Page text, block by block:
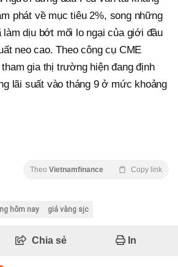
phát về mục tiêu 2%, song những
dịu bớt mối lo ngại của giới đầu
neo cao. Theo công cụ CME
gia thị trường hiện đang định
lãi suất vào tháng 9 ở mức khoảng
Theo Vietnamfinance Copy link
hôm nay giá vàng sjc
Chia sẻ In